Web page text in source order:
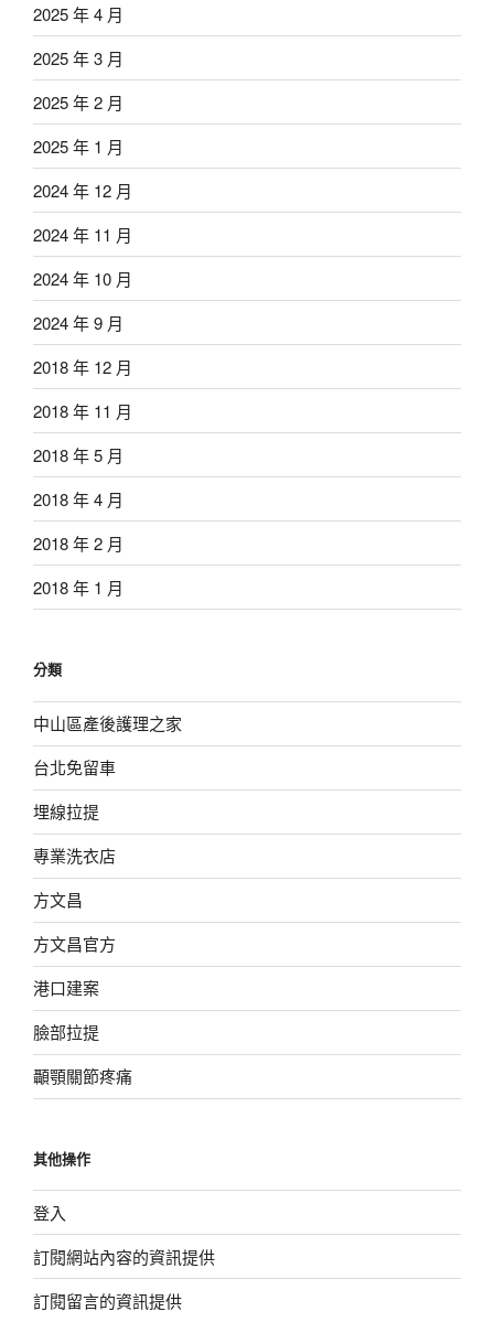
2025 年 4 月
2025 年 3 月
2025 年 2 月
2025 年 1 月
2024 年 12 月
2024 年 11 月
2024 年 10 月
2024 年 9 月
2018 年 12 月
2018 年 11 月
2018 年 5 月
2018 年 4 月
2018 年 2 月
2018 年 1 月
分類
中山區產後護理之家
台北免留車
埋線拉提
專業洗衣店
方文昌
方文昌官方
港口建案
臉部拉提
顳顎關節疼痛
其他操作
登入
訂閱網站內容的資訊提供
訂閱留言的資訊提供